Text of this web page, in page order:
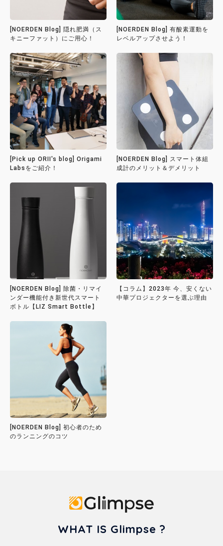
[NOERDEN Blog] 隠れ肥満（ス
キニーファット）にご用心！
[NOERDEN Blog] 有酸素運動を
レベルアップさせよう！
[Pick up ORII's blog] Origami
Labsをご紹介！
[NOERDEN Blog] スマート体組
成計のメリット＆デメリット
[NOERDEN Blog] 除菌・リマイ
ンダー機能付き新世代スマート
ボトル【LIZ Smart Bottle】
【コラム】2023年 今、安くない
中華プロジェクターを選ぶ理由
[NOERDEN Blog] 初心者のため
のランニングのコツ
WHAT IS Glimpse ?